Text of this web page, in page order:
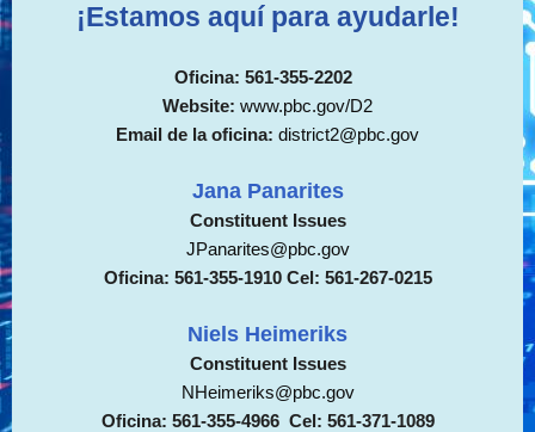
¡Estamos aquí para ayudarle!
Oficina: 561-355-2202
Website: www.pbc.gov/D2
Email de la oficina: district2@pbc.gov
Jana Panarites
Constituent Issues
JPanarites@pbc.gov
Oficina: 561-355-1910 Cel: 561-267-0215
Niels Heimeriks
Constituent Issues
NHeimeriks@pbc.gov
Oficina: 561-355-4966 Cel: 561-371-1089